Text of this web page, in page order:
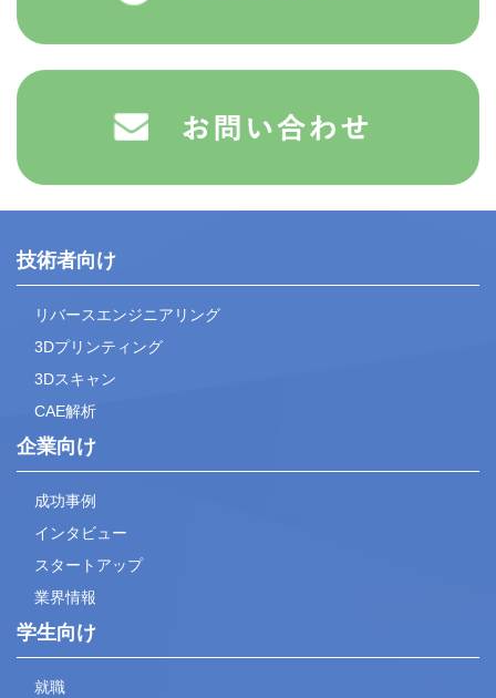
技術者向け
リバースエンジニアリング
3Dプリンティング
3Dスキャン
CAE解析
企業向け
成功事例
インタビュー
スタートアップ
業界情報
学生向け
就職